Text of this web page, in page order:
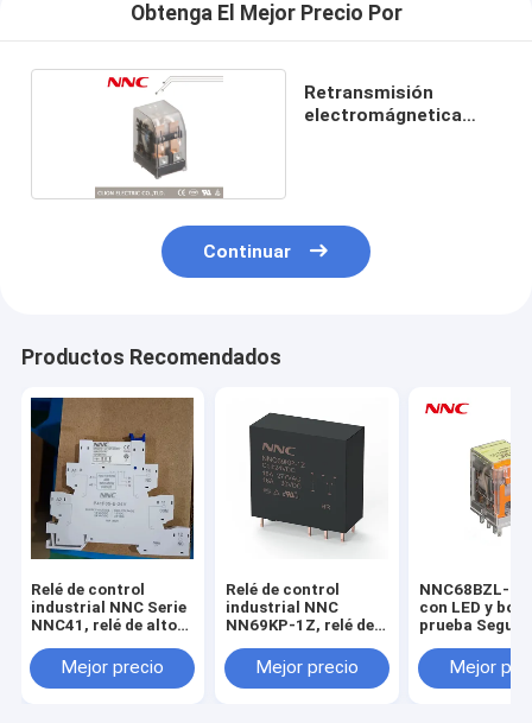
Obtenga El Mejor Precio Por
Retransmisión
electromágnetica
Continuar
Productos Recomendados
Relé de control
industrial NNC Serie
NNC41, relé de alto
de carga de
vehículos eléctricos
Mejor precio
Relé de control
industrial NNC
NN69KP-1Z, relé de
pila de carga de
coche y energía solar
Mejor precio
NNC68BZL-
con LED y
prueba
relé miniatura
propósito
Mejor